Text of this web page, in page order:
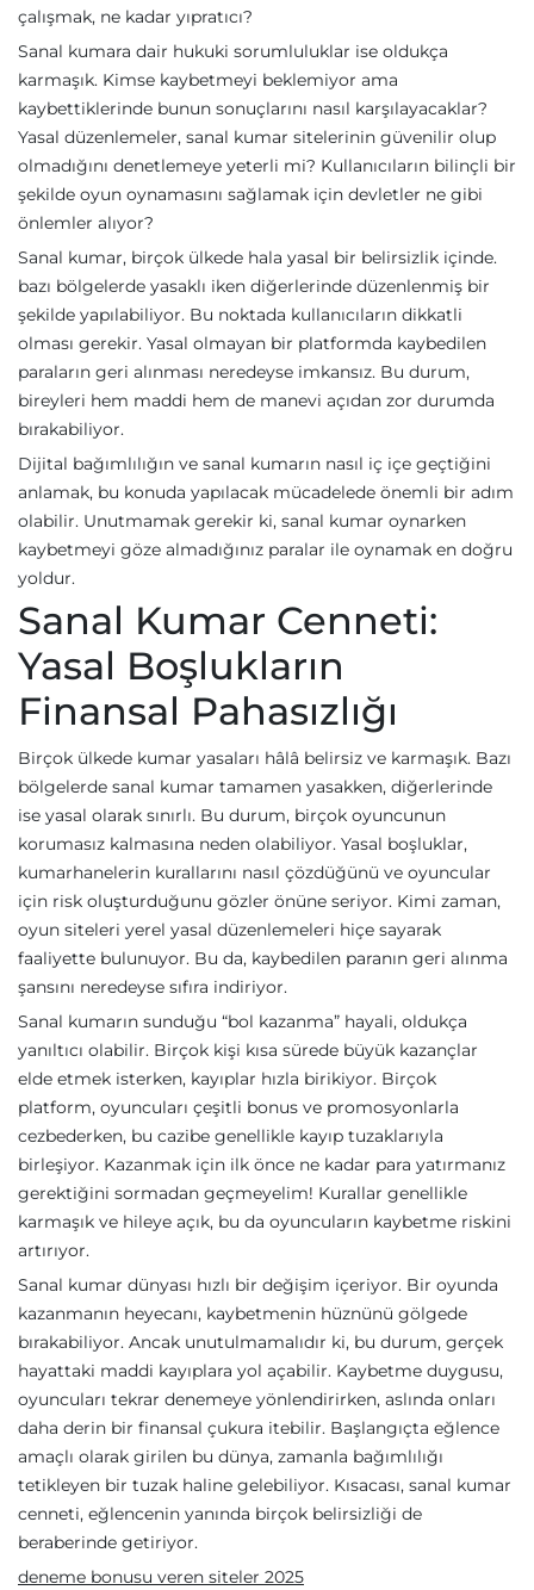
çalışmak, ne kadar yıpratıcı?
Sanal kumara dair hukuki sorumluluklar ise oldukça
karmaşık. Kimse kaybetmeyi beklemiyor ama
kaybettiklerinde bunun sonuçlarını nasıl karşılayacaklar?
Yasal düzenlemeler, sanal kumar sitelerinin güvenilir olup
olmadığını denetlemeye yeterli mi? Kullanıcıların bilinçli bir
şekilde oyun oynamasını sağlamak için devletler ne gibi
önlemler alıyor?
Sanal kumar, birçok ülkede hala yasal bir belirsizlik içinde.
bazı bölgelerde yasaklı iken diğerlerinde düzenlenmiş bir
şekilde yapılabiliyor. Bu noktada kullanıcıların dikkatli
olması gerekir. Yasal olmayan bir platformda kaybedilen
paraların geri alınması neredeyse imkansız. Bu durum,
bireyleri hem maddi hem de manevi açıdan zor durumda
bırakabiliyor.
Dijital bağımlılığın ve sanal kumarın nasıl iç içe geçtiğini
anlamak, bu konuda yapılacak mücadelede önemli bir adım
olabilir. Unutmamak gerekir ki, sanal kumar oynarken
kaybetmeyi göze almadığınız paralar ile oynamak en doğru
yoldur.
Sanal Kumar Cenneti:
Yasal Boşlukların
Finansal Pahasızlığı
Birçok ülkede kumar yasaları hâlâ belirsiz ve karmaşık. Bazı
bölgelerde sanal kumar tamamen yasakken, diğerlerinde
ise yasal olarak sınırlı. Bu durum, birçok oyuncunun
korumasız kalmasına neden olabiliyor. Yasal boşluklar,
kumarhanelerin kurallarını nasıl çözdüğünü ve oyuncular
için risk oluşturduğunu gözler önüne seriyor. Kimi zaman,
oyun siteleri yerel yasal düzenlemeleri hiçe sayarak
faaliyette bulunuyor. Bu da, kaybedilen paranın geri alınma
şansını neredeyse sıfıra indiriyor.
Sanal kumarın sunduğu “bol kazanma” hayali, oldukça
yanıltıcı olabilir. Birçok kişi kısa sürede büyük kazançlar
elde etmek isterken, kayıplar hızla birikiyor. Birçok
platform, oyuncuları çeşitli bonus ve promosyonlarla
cezbederken, bu cazibe genellikle kayıp tuzaklarıyla
birleşiyor. Kazanmak için ilk önce ne kadar para yatırmanız
gerektiğini sormadan geçmeyelim! Kurallar genellikle
karmaşık ve hileye açık, bu da oyuncuların kaybetme riskini
artırıyor.
Sanal kumar dünyası hızlı bir değişim içeriyor. Bir oyunda
kazanmanın heyecanı, kaybetmenin hüznünü gölgede
bırakabiliyor. Ancak unutulmamalıdır ki, bu durum, gerçek
hayattaki maddi kayıplara yol açabilir. Kaybetme duygusu,
oyuncuları tekrar denemeye yönlendirirken, aslında onları
daha derin bir finansal çukura itebilir. Başlangıçta eğlence
amaçlı olarak girilen bu dünya, zamanla bağımlılığı
tetikleyen bir tuzak haline gelebiliyor. Kısacası, sanal kumar
cenneti, eğlencenin yanında birçok belirsizliği de
beraberinde getiriyor.
deneme bonusu veren siteler 2025